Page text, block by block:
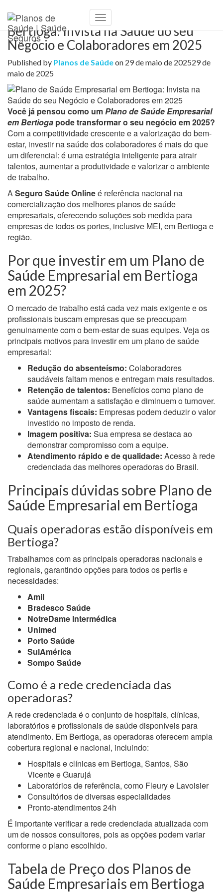
Toggle
Navigation
Plano de Saúde Empresarial em
Bertioga: Invista na Saúde do seu
Negócio e Colaboradores em 2025
Published by Planos de Saúdeon 29 de maio de 202529 de
maio de 2025
Você já pensou como umPlano de Saúde Empresarial
em Bertioga pode transformar o seu negócio em 2025?
Com a competitividade crescente e a valorização do bem-
estar, investir na saúde dos colaboradores é mais do que
um diferencial: é uma estratégia inteligente para atrair
talentos, aumentar a produtividade e valorizar o ambiente
de trabalho.
ASeguro Saúde Onlineé referência nacional na
comercialização dos melhores planos de saúde
empresariais, oferecendo soluções sob medida para
empresas de todos os portes, inclusive MEI, em Bertioga e
região.
Por que investir em um Plano de
Saúde Empresarial em Bertioga
em 2025?
O mercado de trabalho está cada vez mais exigente e os
profissionais buscam empresas que se preocupam
genuinamente com o bem-estar de suas equipes. Veja os
principais motivos para investir em um plano de saúde
empresarial:
Redução do absenteísmo: Colaboradores
saudáveis faltam menos e entregam mais resultados.
Retenção de talentos: Benefícios como plano de
saúde aumentam a satisfação e diminuem o turnover.
Vantagens fiscais: Empresas podem deduzir o valor
investido no imposto de renda.
Imagem positiva: Sua empresa se destaca ao
demonstrar compromisso com a equipe.
Atendimento rápido e de qualidade: Acesso à rede
credenciada das melhores operadoras do Brasil.
Principais dúvidas sobre Plano de
Saúde Empresarial em Bertioga
Quais operadoras estão disponíveis em
Bertioga?
Trabalhamos com as principais operadoras nacionais e
regionais, garantindo opções para todos os perfis e
necessidades:
Amil
Bradesco Saúde
NotreDame Intermédica
Unimed
Porto Saúde
SulAmérica
Sompo Saúde
Como é a rede credenciada das
operadoras?
A rede credenciada é o conjunto de hospitais, clínicas,
laboratórios e profissionais de saúde disponíveis para
atendimento. Em Bertioga, as operadoras oferecem ampla
cobertura regional e nacional, incluindo:
Hospitais e clínicas em Bertioga, Santos, São
Vicente e Guarujá
Laboratórios de referência, como Fleury e Lavoisier
Consultórios de diversas especialidades
Pronto-atendimentos 24h
É importante verificar a rede credenciada atualizada com
um de nossos consultores, pois as opções podem variar
conforme o plano escolhido.
Tabela de Preço dos Planos de
Saúde Empresariais em Bertioga